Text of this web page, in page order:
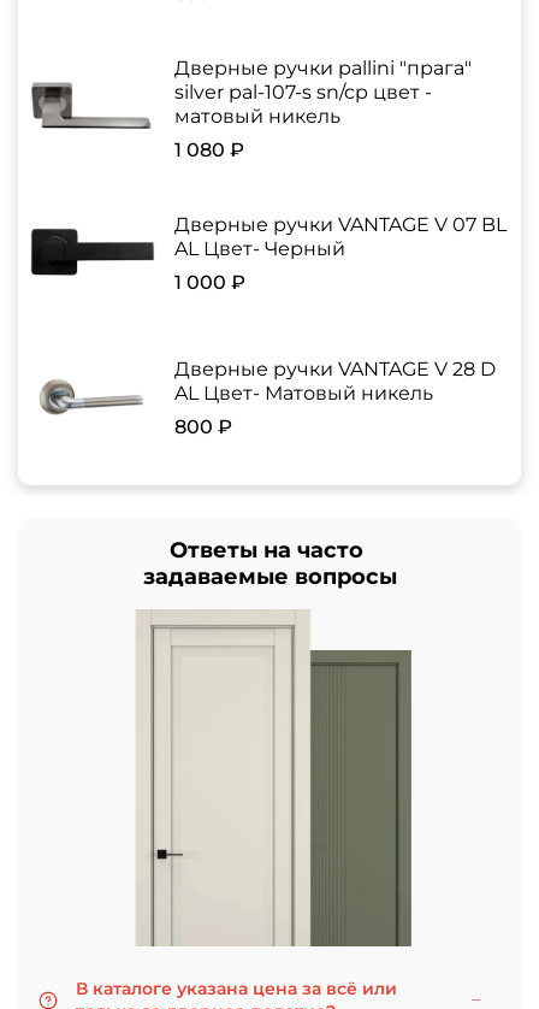
Дверные ручки pallini "прага"
silver pal-107-s sn/cp цвет -
матовый никель
1 080 ₽
Дверные ручки VANTAGE V 07 BL
AL Цвет- Черный
1 000 ₽
Дверные ручки VANTAGE V 28 D
AL Цвет- Матовый никель
800 ₽
Ответы на часто
задаваемые вопросы
В каталоге указана цена за всё или